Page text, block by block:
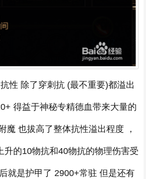
性 除了穿刺抗 (最不重要)都溢出
得益于神秘专精德血带来大量的
魔 也拔高了整体抗性溢出程度 ，
升的10物抗和40物抗的物理伤害受
就是护甲了 2900+常驻 但是还有